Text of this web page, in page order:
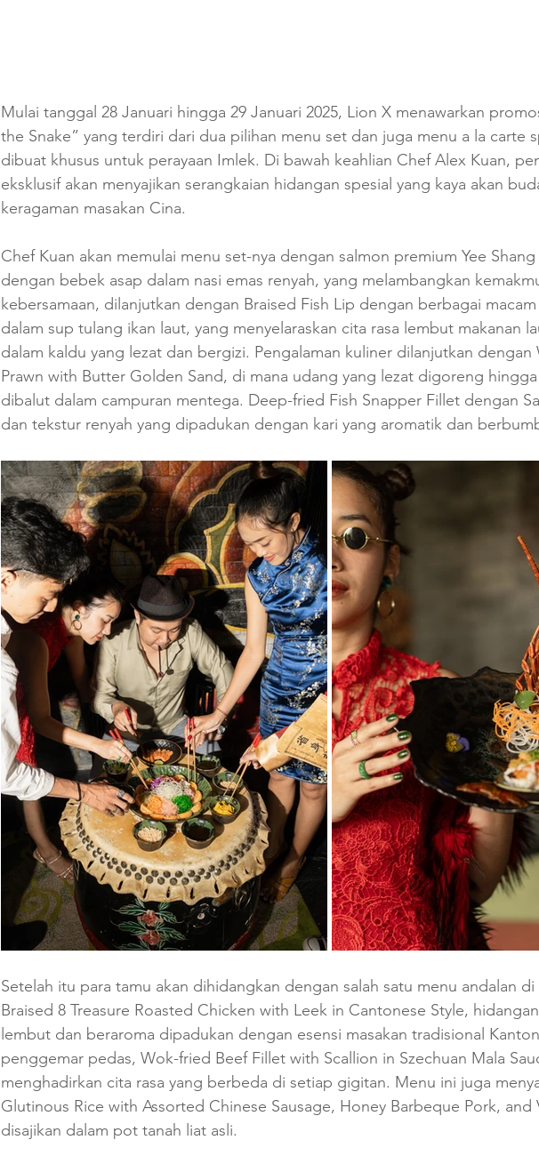
Mulai tanggal 28 Januari hingga 29 Januari 2025, Lion X menawarkan
the Snake” yang terdiri dari dua pilihan menu set dan juga menu a la carte
dibuat khusus untuk perayaan Imlek. Di bawah keahlian Chef Alex Kuan,
eksklusif akan menyajikan serangkaian hidangan spesial yang kaya akan
keragaman masakan Cina.
Chef Kuan akan memulai menu set-nya dengan salmon premium Yee
dengan bebek asap dalam nasi emas renyah, yang melambangkan
kebersamaan, dilanjutkan dengan Braised Fish Lip dengan berbagai
dalam sup tulang ikan laut, yang menyelaraskan cita rasa lembut makanan
dalam kaldu yang lezat dan bergizi. Pengalaman kuliner dilanjutkan
Prawn with Butter Golden Sand, di mana udang yang lezat digoreng
dibalut dalam campuran mentega. Deep-fried Fish Snapper Fillet dengan
dan tekstur renyah yang dipadukan dengan kari yang aromatik dan
Setelah itu para tamu akan dihidangkan dengan salah satu menu andalan di
Braised 8 Treasure Roasted Chicken with Leek in Cantonese Style,
lembut dan beraroma dipadukan dengan esensi masakan tradisional
penggemar pedas, Wok-fried Beef Fillet with Scallion in Szechuan Mala
menghadirkan cita rasa yang berbeda di setiap gigitan. Menu ini juga
Glutinous Rice with Assorted Chinese Sausage, Honey Barbeque Pork, and
disajikan dalam pot tanah liat asli.